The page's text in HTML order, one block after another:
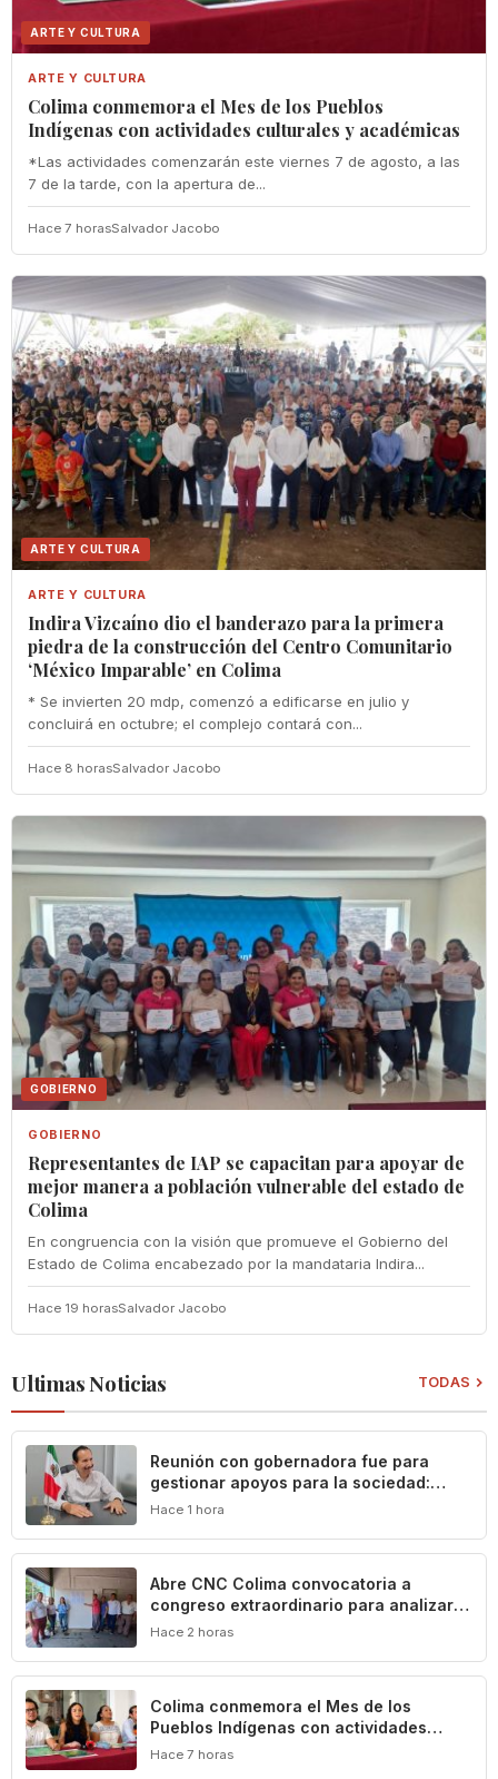
ARTE Y CULTURA
ARTE Y CULTURA
Colima conmemora el Mes de los Pueblos
Indígenas con actividades culturales y académicas
*Las actividades comenzarán este viernes 7 de agosto, a las
7 de la tarde, con la apertura de...
Hace 7 horasSalvador Jacobo
ARTE Y CULTURA
ARTE Y CULTURA
Indira Vizcaíno dio el banderazo para la primera
piedra de la construcción del Centro Comunitario
‘México Imparable’ en Colima
* Se invierten 20 mdp, comenzó a edificarse en julio y
concluirá en octubre; el complejo contará con...
Hace 8 horasSalvador Jacobo
GOBIERNO
GOBIERNO
Representantes de IAP se capacitan para apoyar de
mejor manera a población vulnerable del estado de
Colima
En congruencia con la visión que promueve el Gobierno del
Estado de Colima encabezado por la mandataria Indira...
Hace 19 horasSalvador Jacobo
Ultimas Noticias TODAS
Reunión con gobernadora fue para
gestionar apoyos para la sociedad:
Federico Rangel
Hace 1 hora
Abre CNC Colima convocatoria a
congreso extraordinario para analizar
crisis del campo
Hace 2 horas
Colima conmemora el Mes de los
Pueblos Indígenas con actividades
culturales y académicas
Hace 7 horas